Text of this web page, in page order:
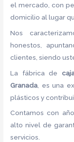
el mercado, con
domicilio al lugar
Nos
honestos,
clientes, siendo
La fábrica de
Granada , es una
plásticos y
Contamos con
alto nivel de
servicios.